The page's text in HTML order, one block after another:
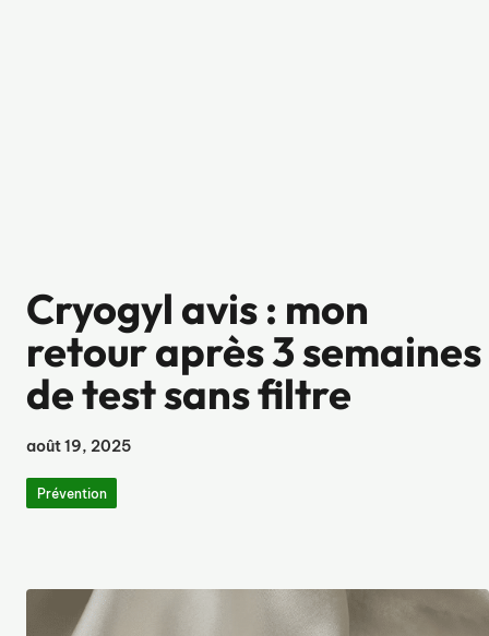
Cryogyl avis : mon
retour après 3 semaines
de test sans filtre
août 19, 2025
Prévention